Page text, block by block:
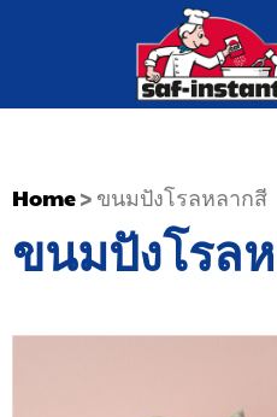
Home> ขนมปังโรลหลากสี
ขนมปังโรล